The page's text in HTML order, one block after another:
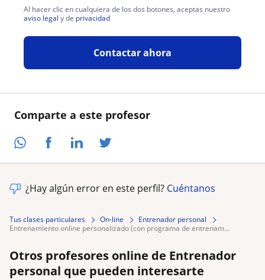
Comparte a este profesor
Al hacer clic en cualquiera de los dos botones, aceptas nuestro
aviso legal y de privacidad
Contactar ahora
¿Hay algún error en este perfil? Cuéntanos
Tus clases particulares On-line
Entrenador personal
entrenamiento online personalizado (con programa de entrenam...
Otros profesores online de Entrenador
personal que pueden interesarte